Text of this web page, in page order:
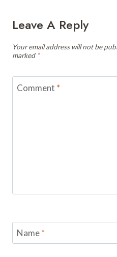
Leave A Reply
Your email address will not be
marked *
Comment *
Name*